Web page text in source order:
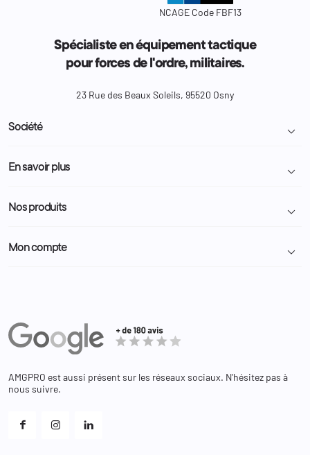
NCAGE Code FBF13
Spécialiste en équipement tactique
pour forces de l'ordre, militaires.
23 Rue des Beaux Soleils, 95520 Osny
Société 
Livraison et retour colis
Demande de devis
Nous contacter
En savoir plus 
Programme Fidélité
Administration
Nos produits 
Police Municipale | ASVP
Equipements
Bagagerie
Mon compte 
Adresses
Bons de réduction
Et les cookies ?
AMGPRO est aussi présent sur les réseaux sociaux. N'hésitez pas à
nous suivre.